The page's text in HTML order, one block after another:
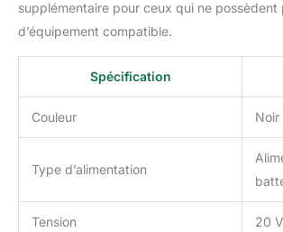
pour tailler des haies clairsemées
branches en hauteur au sein de
laser qui garantissent une
double action pour une vibration
une performance de coupe
2: LEGER ET ERGONOMIQUE :
haies télescopique possède un
et ergonomique - Outil idéal pour
les feuilles en hauteur et vous
supplémentaire pour ceux qui ne possèdent
d’équipement compatible.
Spécification
Couleur Noir
Type d’alimentation
Tension 20